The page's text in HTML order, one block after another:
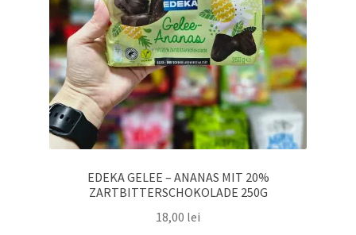
EDEKA GELEE – ANANAS MIT 20%
ZARTBITTERSCHOKOLADE 250G
18,00 lei